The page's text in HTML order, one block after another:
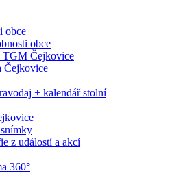
obce
obce
TGM Čejkovice
Čejkovice
+ kalendář stolní
z událostí a akcí
360°